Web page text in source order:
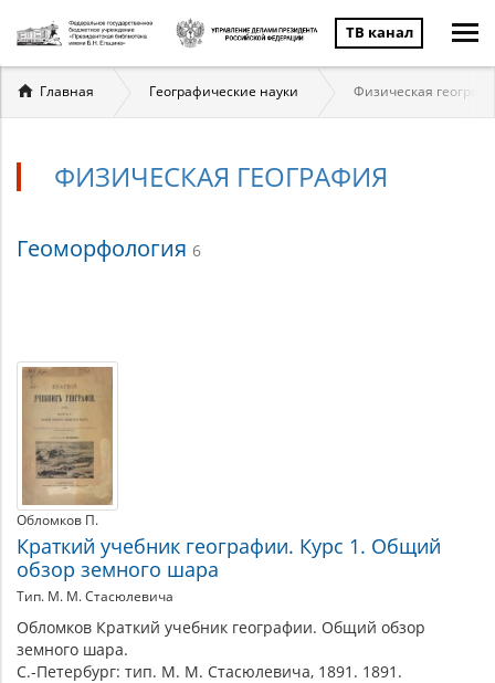
ТВ канал
Вы
здесь
Главная Географические науки Физическая
ФИЗИЧЕСКАЯ ГЕОГРАФИЯ
Физическая
Геоморфология 6
Материалы
по
теме
Обломков П.
Краткий учебник географии. Курс 1. Общий
обзор земного шара
Тип. М. М. Стасюлевича
Обломков Краткий учебник географии. Общий обзор
земного шара.
С.-Петербург: тип. М. М. Стасюлевича, 1891. 1891.